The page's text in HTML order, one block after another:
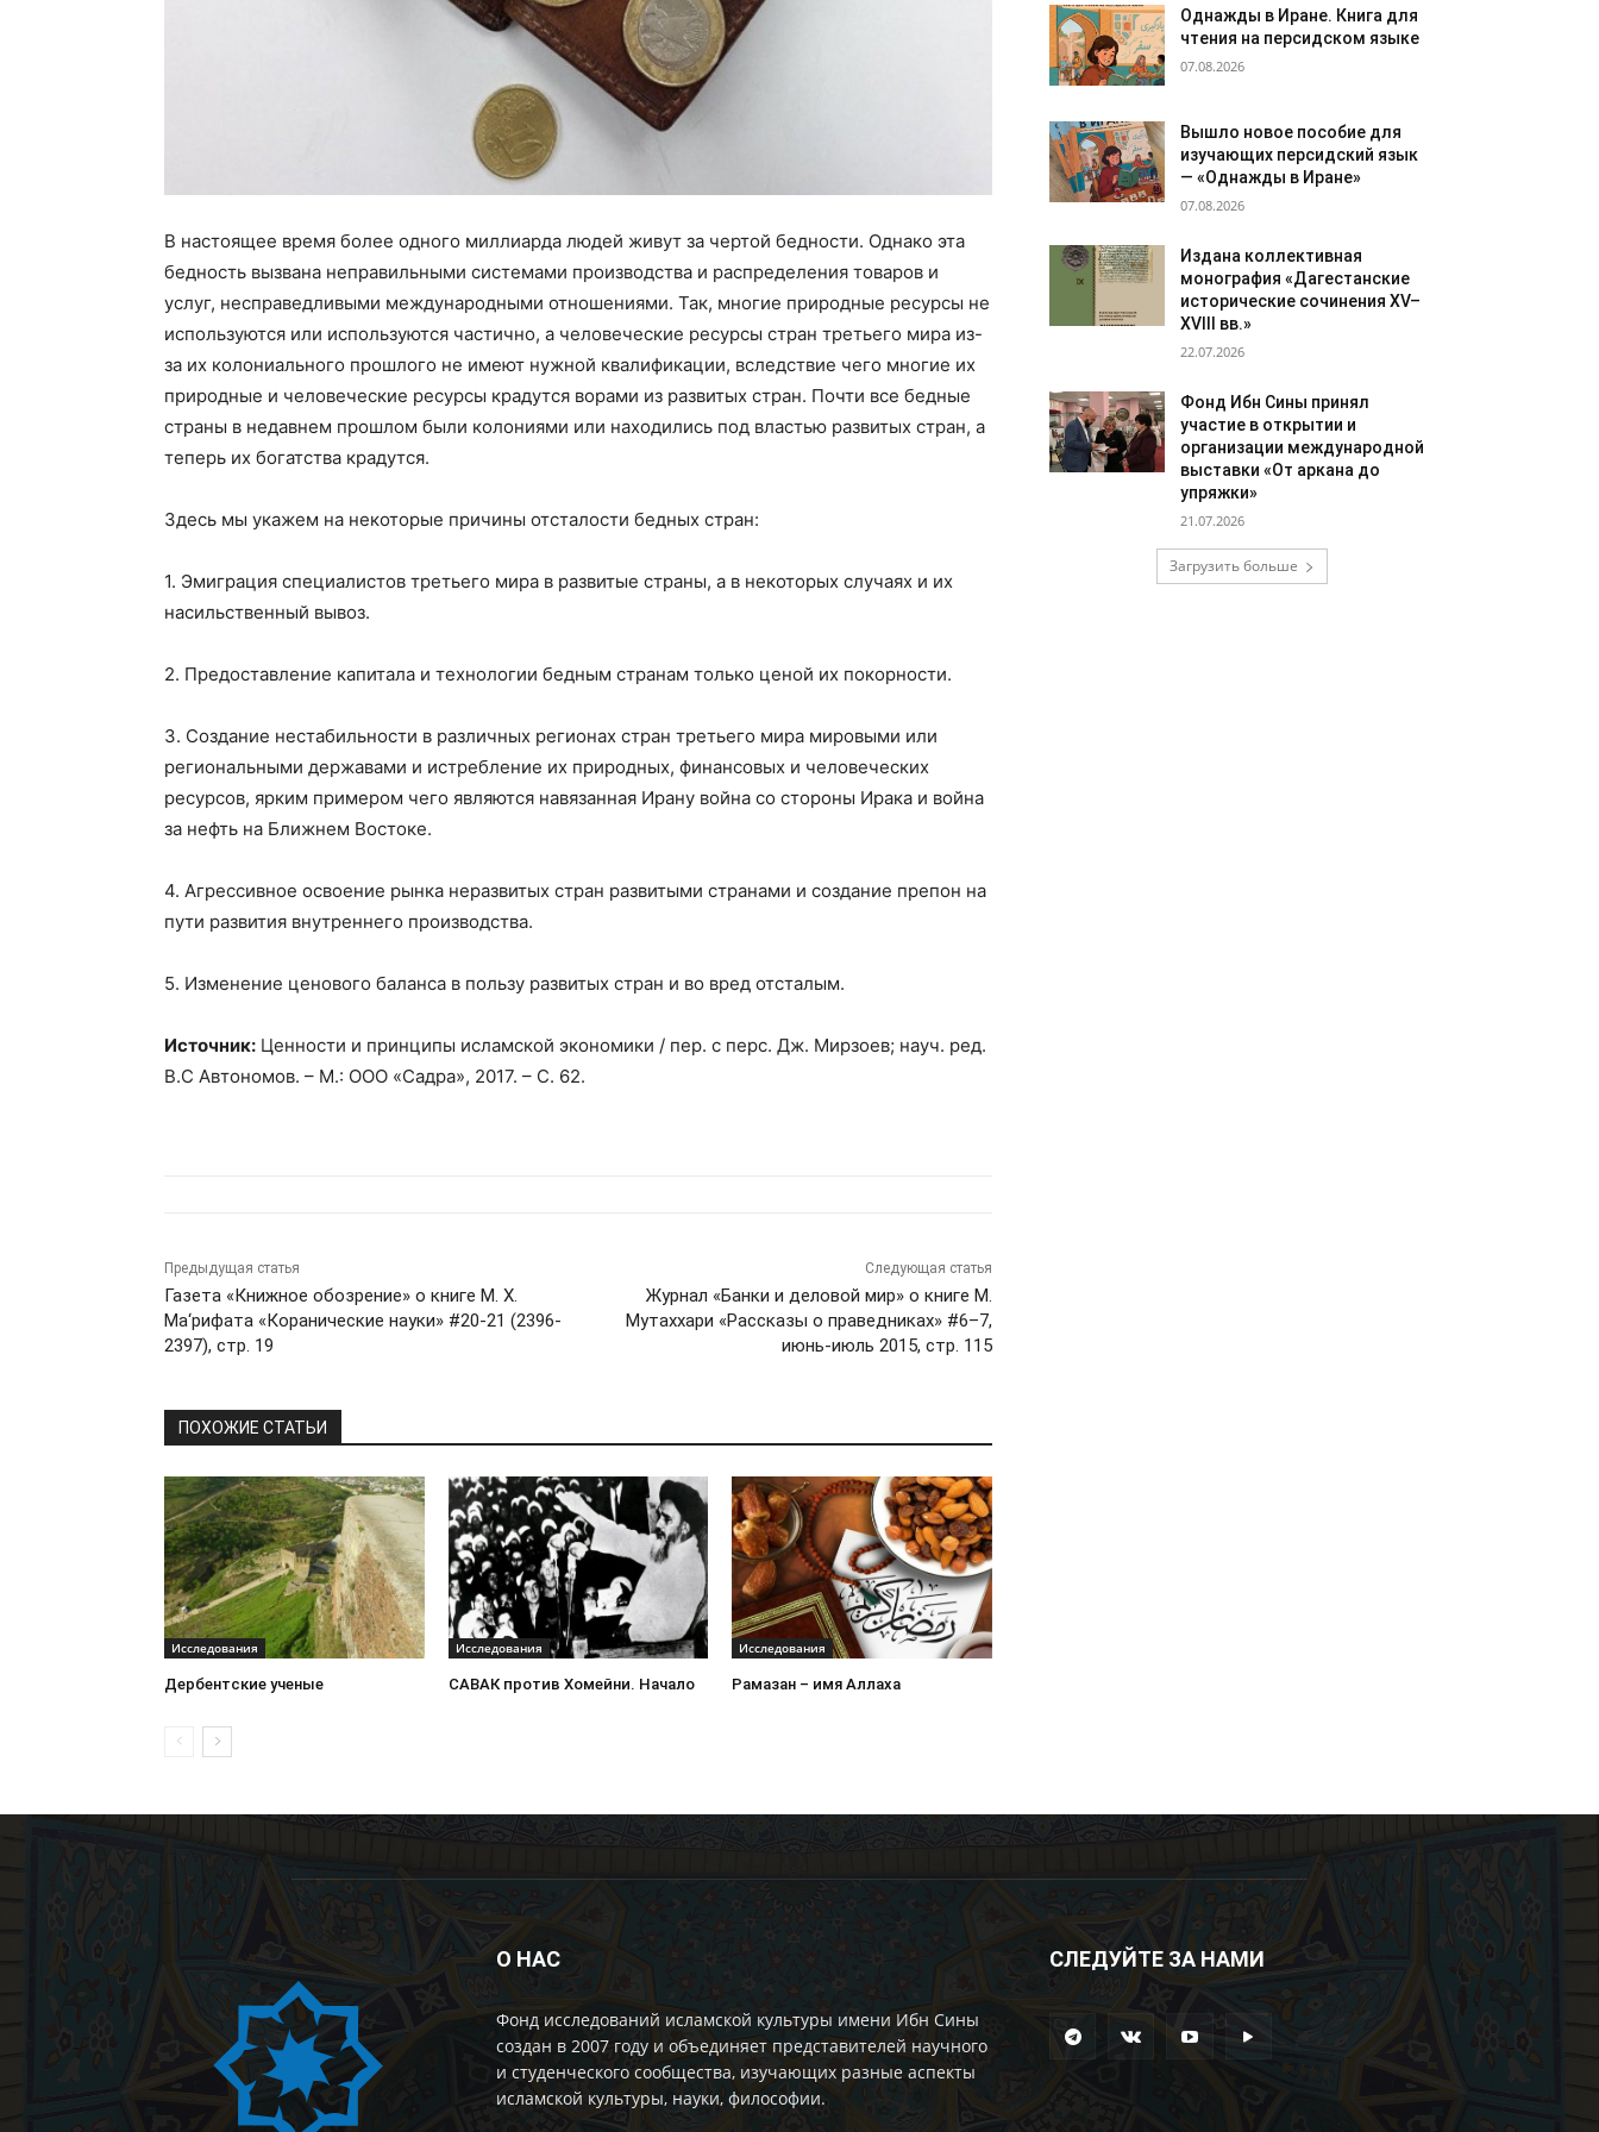
В настоящее время более одного миллиарда людей живут за чертой бедности. Однако эта
бедность вызвана неправильными системами производства и распределения товаров и
услуг, несправедливыми международными отношениями. Так, многие природные ресурсы не
используются или используются частично, а человеческие ресурсы стран третьего мира из-
за их колониального прошлого не имеют нужной квалификации, вследствие чего многие их
природные и человеческие ресурсы крадутся ворами из развитых стран. Почти все бедные
страны в недавнем прошлом были колониями или находились под властью развитых стран, а
теперь их богатства крадутся.
Здесь мы укажем на некоторые причины отсталости бедных стран:
1. Эмиграция специалистов третьего мира в развитые страны, а в некоторых случаях и их
насильственный вывоз.
2. Предоставление капитала и технологии бедным странам только ценой их покорности.
3. Создание нестабильности в различных регионах стран третьего мира мировыми или
региональными державами и истребление их природных, финансовых и человеческих
ресурсов, ярким примером чего являются навязанная Ирану война со стороны Ирака и война
за нефть на Ближнем Востоке.
4. Агрессивное освоение рынка неразвитых стран развитыми странами и создание препон на
пути развития внутреннего производства.
5. Изменение ценового баланса в пользу развитых стран и во вред отсталым.
Источник: Ценности и принципы исламской экономики / пер. с перс. Дж. Мирзоев; науч. ред.
В.С Автономов. – М.: ООО «Садра», 2017. – С. 62.
Предыдущая статья
Газета «Книжное обозрение» о книге М. Х.
Ма‘рифата «Коранические науки» #20-21 (2396-
2397), стр. 19
Следующая статья
Журнал «Банки и деловой мир» о книге М.
Мутаххари «Рассказы о праведниках» #6–7,
июнь-июль 2015, стр. 115
ПОХОЖИЕ СТАТЬИ
Исследования
Дербентские ученые
Исследования
САВАК против Хомейни. Начало
Исследования
Рамазан – имя Аллаха
Однажды в Иране. Книга для
чтения на персидском языке
07.08.2026
Вышло новое пособие для
изучающих персидский язык
— «Однажды в Иране»
07.08.2026
Издана коллективная
монография «Дагестанские
исторические сочинения XV–
XVIII вв.»
22.07.2026
Фонд Ибн Сины принял
участие в открытии и
организации международной
выставки «От аркана до
упряжки»
21.07.2026
Загрузить больше
О НАС
Фонд исследований исламской культуры имени Ибн Сины
создан в 2007 году и объединяет представителей научного
и студенческого сообщества, изучающих разные аспекты
исламской культуры, науки, философии.
СЛЕДУЙТЕ ЗА НАМИ